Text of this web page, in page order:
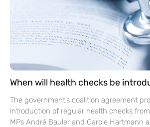
When will health checks be
The government’s coalition agreement
introduction of regular health checks
MPs André Bauler and Carole Hartmann